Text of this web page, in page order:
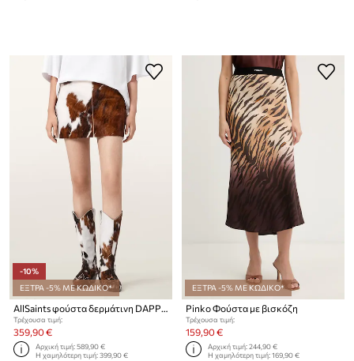
-10%
ΕΞΤΡΑ -5% ΜΕ ΚΩΔΙΚΟ*
AllSaints φούστα δερμάτινη DAPPLE MINI
Τρέχουσα τιμή:
359,90 €
Αρχική τιμή:589,90 €
Η χαμηλότερη τιμή:399,90 €
ΕΞΤΡΑ -5% ΜΕ ΚΩΔΙΚΟ*
Pinko Φούστα με βισκόζη
Τρέχουσα τιμή:
159,90 €
Αρχική τιμή:244,90 €
Η χαμηλότερη τιμή:169,90 €